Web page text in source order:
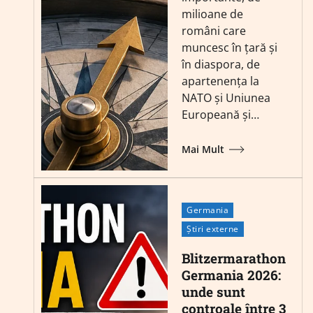
milioane de
români care
muncesc în țară și
în diaspora, de
apartenența la
NATO și Uniunea
Europeană și…
Mai Mult
Germania
Știri externe
Blitzermarathon
Germania 2026:
unde sunt
controale între 3